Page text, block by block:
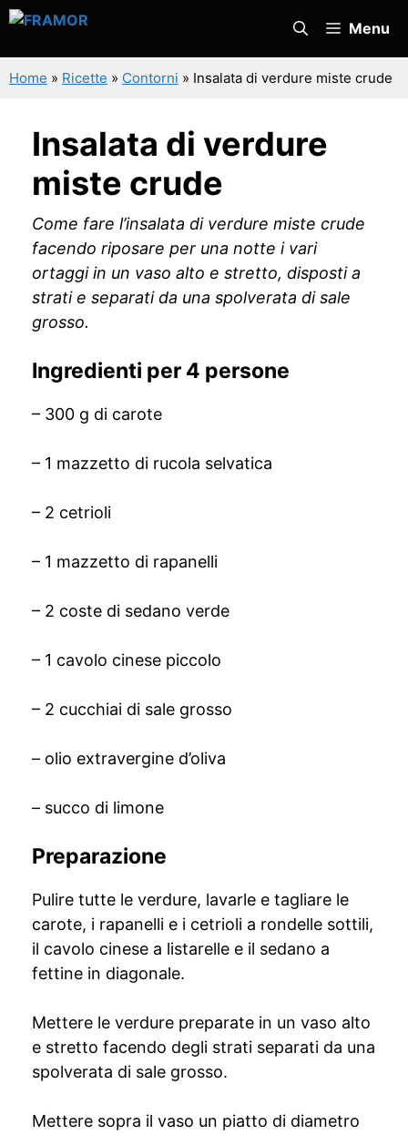
Vai
contenuto
Menu
Home » Ricette » Contorni » Insalata di verdure miste crude
Insalata di verdure
miste crude
Come fare l’insalata di verdure miste crude
facendo riposare per una notte i vari
ortaggi in un vaso alto e stretto, disposti a
strati e separati da una spolverata di sale
grosso.
Ingredienti per 4 persone
– 300 g di carote
– 1 mazzetto di rucola selvatica
– 2 cetrioli
– 1 mazzetto di rapanelli
– 2 coste di sedano verde
– 1 cavolo cinese piccolo
– 2 cucchiai di sale grosso
– olio extravergine d’oliva
– succo di limone
Preparazione
Pulire tutte le verdure, lavarle e tagliare le
carote, i rapanelli e i cetrioli a rondelle sottili,
il cavolo cinese a listarelle e il sedano a
fettine in diagonale.
Mettere le verdure preparate in un vaso alto
e stretto facendo degli strati separati da una
spolverata di sale grosso.
Mettere sopra il vaso un piatto di diametro